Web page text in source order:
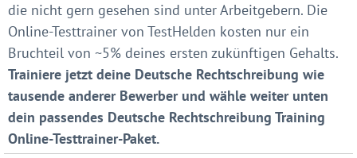
die nicht gern gesehen sind unter Arbeitgebern. Die
Online-Testtrainer von TestHelden kosten nur ein
Bruchteil von ~5% deines ersten zukünftigen Gehalts.
Trainiere jetzt deine Deutsche Rechtschreibung wie
tausende anderer Bewerber und wähle weiter unten
dein passendes Deutsche Rechtschreibung Training
Online-Testtrainer-Paket.